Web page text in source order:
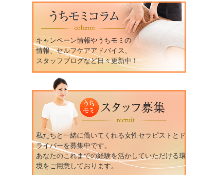
キャンペーン情報やうちモミの
情報、セルフケアアドバイス、
スタッフブログなど日々更新中！
私たちと一緒に働いてくれる女性セラピストとド
ライバーを募集中です。
あなたのこれまでの経験を活かしていただける環
境をご用意しております。